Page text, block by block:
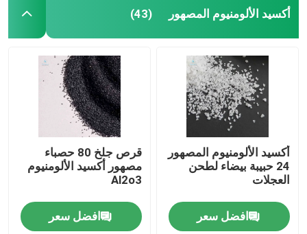
مزيلات العقيق
يلقي حصى الصلب
طلقات الفولاذ المقاوم للصدأ
أكسيد الألومنيوم وسط الانفجار
أكسيد الألومنيوم المصهور (43)
أكسيد الألومنيوم المصهور
24 حبيبة بيضاء لطحن
العجلات
افضل سعر
قرص جلخ 80 حصباء
مصهور أكسيد الألومنيوم
Al2o3
افضل سعر